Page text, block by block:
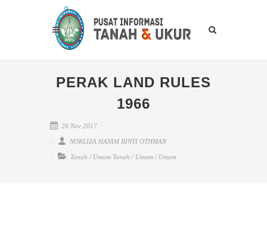
PERAK LAND RULES
1966
26 Nov 2017
NORLIZA HANIM BINTI OTHMAN
Tanah / Umum Tanah / Umum / Umum